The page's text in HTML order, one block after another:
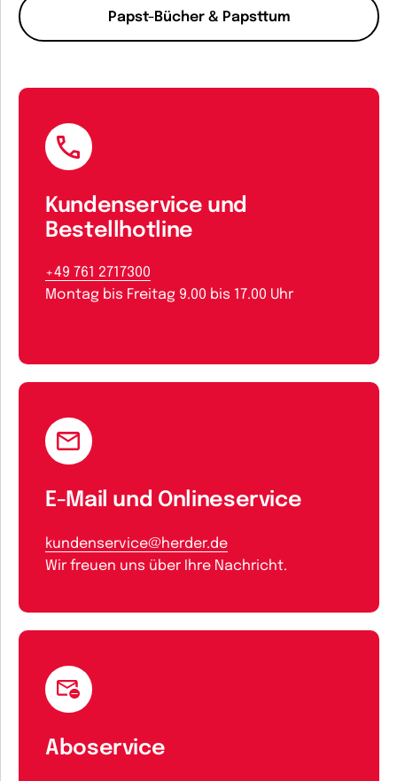
Papst-Bücher & Papsttum
Kundenservice und
Bestellhotline
+49 761 2717300
Montag bis Freitag 9.00 bis 17.00 Uhr
E-Mail und Onlineservice
kundenservice@herder.de
Wir freuen uns über Ihre Nachricht.
Aboservice